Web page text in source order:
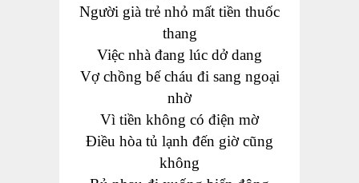
Người già trẻ nhỏ mất tiền thuốc
thang
Việc nhà đang lúc dở dang
Vợ chồng bế cháu đi sang ngoại
nhờ
Vì tiền không có điện mờ
Điều hòa tủ lạnh đến giờ cũng
không